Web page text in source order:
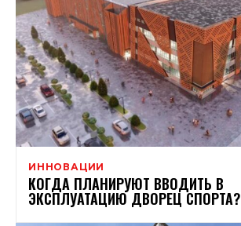
ИННОВАЦИИ
КОГДА ПЛАНИРУЮТ ВВОДИТЬ В
ЭКСПЛУАТАЦИЮ ДВОРЕЦ СПОРТА?